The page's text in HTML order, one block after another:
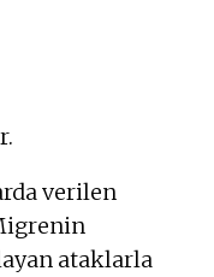
verilen
ataklarla